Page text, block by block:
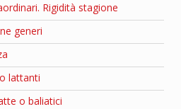
Rigidità stagione
generi
lattanti
o baliatici